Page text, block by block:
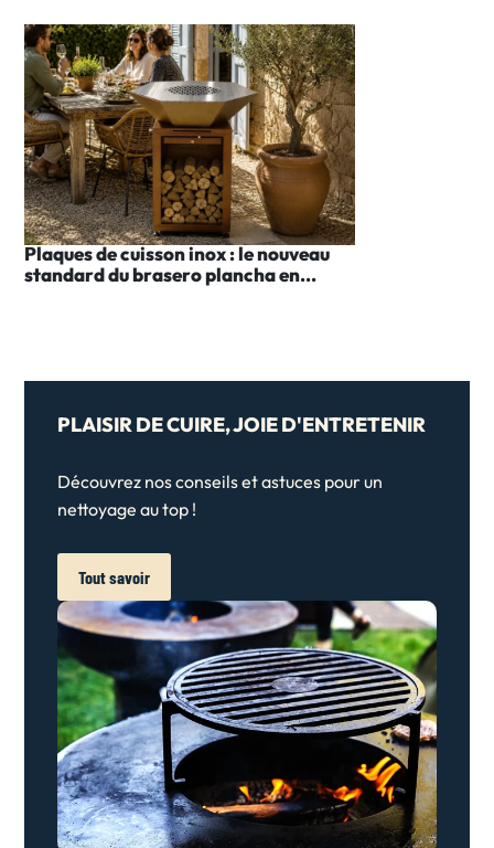
Plaques de cuisson inox : le nouveau
standard du brasero plancha en...
PLAISIR DE CUIRE, JOIE D'ENTRETENIR
Découvrez nos conseils et astuces pour un
nettoyage au top !
Tout savoir